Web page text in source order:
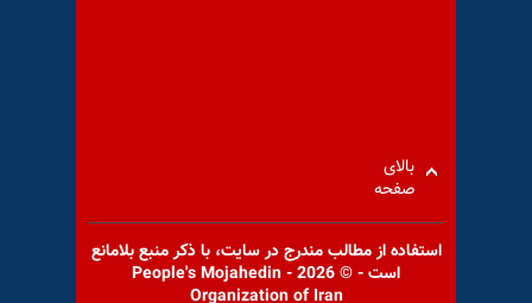
جوکار عضو مجلس ارتجاع:
بالای
صفحه
استفاده از مطالب مندرج در سايت، با ذكر منبع بلامانع
است - © 2026 - People's Mojahedin
Organization of Iran